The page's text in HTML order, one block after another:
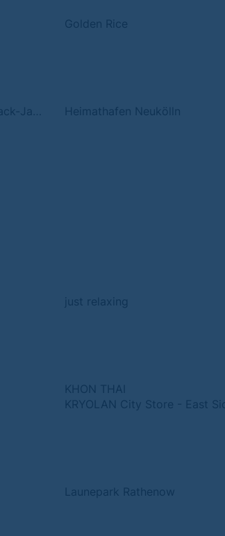
Golden Rice
Heimathafen Neukölln
just relaxing
KHON THAI
Launepark Rathenow